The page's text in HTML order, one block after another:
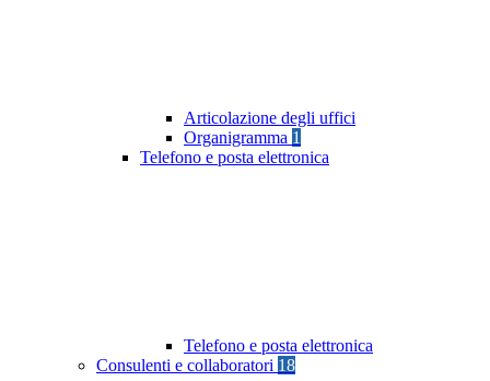
Articolazione degli uffici
Organigramma 1
Telefono e posta elettronica
Telefono e posta elettronica
Consulenti e collaboratori 18